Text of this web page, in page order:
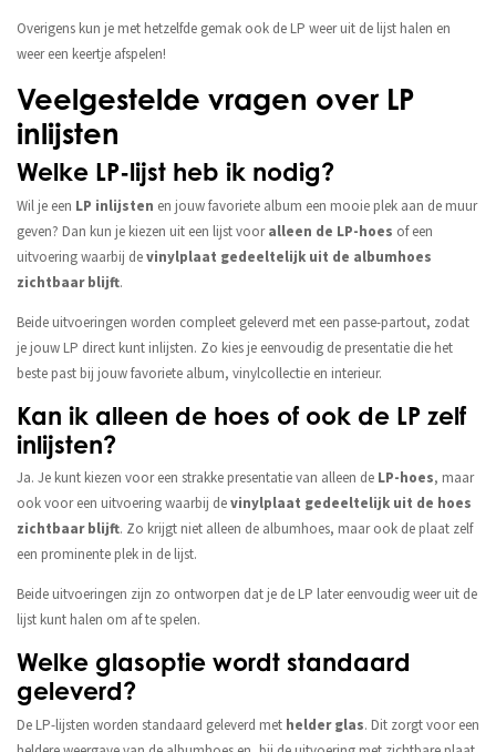
Overigens kun je met hetzelfde gemak ook de LP weer uit de lijst halen en
weer een keertje afspelen!
Veelgestelde vragen over LP
inlijsten
Welke LP-lijst heb ik nodig?
Wil je een LP inlijsten en jouw favoriete album een mooie plek aan de muur
geven? Dan kun je kiezen uit een lijst vooralleen de LP-hoes of een
uitvoering waarbij devinylplaat gedeeltelijk uit de albumhoes
zichtbaar blijft.
Beide uitvoeringen worden compleet geleverd met een passe-partout, zodat
je jouw LP direct kunt inlijsten. Zo kies je eenvoudig de presentatie die het
beste past bij jouw favoriete album, vinylcollectie en interieur.
Kan ik alleen de hoes of ook de LP zelf
inlijsten?
Ja. Je kunt kiezen voor een strakke presentatie van alleen de LP-hoes, maar
ook voor een uitvoering waarbij devinylplaat gedeeltelijk uit de hoes
zichtbaar blijft. Zo krijgt niet alleen de albumhoes, maar ook de plaat zelf
een prominente plek in de lijst.
Beide uitvoeringen zijn zo ontworpen dat je de LP later eenvoudig weer uit de
lijst kunt halen om af te spelen.
Welke glasoptie wordt standaard
geleverd?
De LP-lijsten worden standaard geleverd met helder glas. Dit zorgt voor een